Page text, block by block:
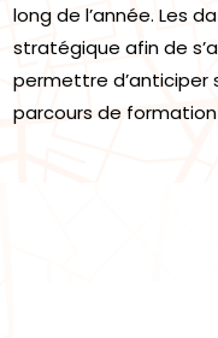
long de l’année. Les
stratégique afin de
permettre d’anticiper
parcours de formation